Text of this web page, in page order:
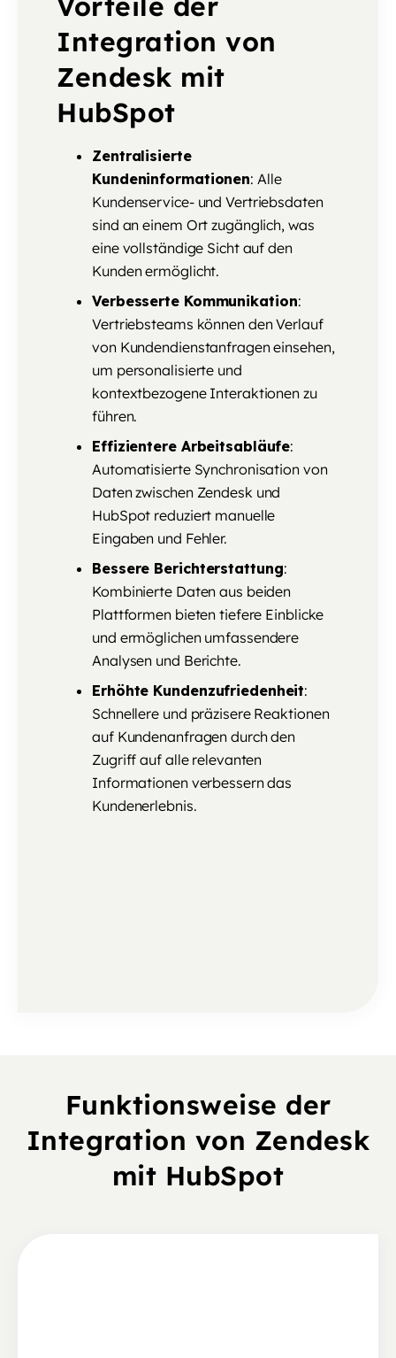
Integration von
Zendesk mit
HubSpot
Zentralisierte
Kundeninformationen: Alle
Kundenservice- und Vertriebsdaten
sind an einem Ort zugänglich, was
eine vollständige Sicht auf den
Kunden ermöglicht.
Verbesserte Kommunikation:
Vertriebsteams können den Verlauf
von Kundendienstanfragen einsehen,
um personalisierte und
kontextbezogene Interaktionen zu
führen.
Effizientere Arbeitsabläufe:
Automatisierte Synchronisation von
Daten zwischen Zendesk und
HubSpot reduziert manuelle
Eingaben und Fehler.
Bessere Berichterstattung:
Kombinierte Daten aus beiden
Plattformen bieten tiefere Einblicke
und ermöglichen umfassendere
Analysen und Berichte.
Erhöhte Kundenzufriedenheit:
Schnellere und präzisere Reaktionen
auf Kundenanfragen durch den
Zugriff auf alle relevanten
Informationen verbessern das
Kundenerlebnis.
Funktionsweise der
Integration von Zendesk
mit HubSpot